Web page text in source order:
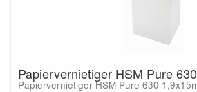
Papiervernietiger HSM Pure
Papiervernietiger HSM Pure 630